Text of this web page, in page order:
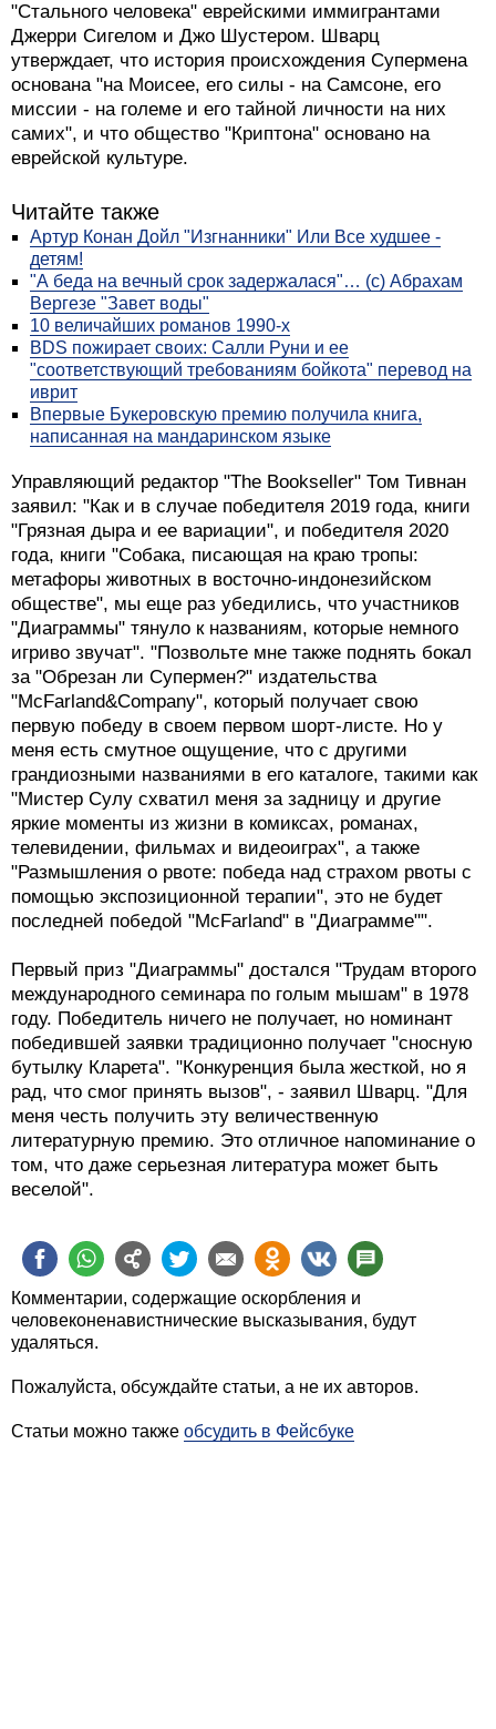
"Стального человека" еврейскими иммигрантами
Джерри Сигелом и Джо Шустером. Шварц
утверждает, что история происхождения Супермена
основана "на Моисее, его силы - на Самсоне, его
миссии - на големе и его тайной личности на них
самих", и что общество "Криптона" основано на
еврейской культуре.
Читайте также
Артур Конан Дойл "Изгнанники" Или Все худшее -
детям!
"А беда на вечный срок задержалася"… (с) Абрахам
Вергезе "Завет воды"
10 величайших романов 1990-х
BDS пожирает своих: Салли Руни и ее
"соответствующий требованиям бойкота" перевод на
иврит
Впервые Букеровскую премию получила книга,
написанная на мандаринском языке
Управляющий редактор "The Bookseller" Том Тивнан
заявил: "Как и в случае победителя 2019 года, книги
"Грязная дыра и ее вариации", и победителя 2020
года, книги "Собака, писающая на краю тропы:
метафоры животных в восточно-индонезийском
обществе", мы еще раз убедились, что участников
"Диаграммы" тянуло к названиям, которые немного
игриво звучат". "Позвольте мне также поднять бокал
за "Обрезан ли Супермен?" издательства
"McFarland&Company", который получает свою
первую победу в своем первом шорт-листе. Но у
меня есть смутное ощущение, что с другими
грандиозными названиями в его каталоге, такими как
"Мистер Сулу схватил меня за задницу и другие
яркие моменты из жизни в комиксах, романах,
телевидении, фильмах и видеоиграх", а также
"Размышления о рвоте: победа над страхом рвоты с
помощью экспозиционной терапии", это не будет
последней победой "McFarland" в "Диаграмме"".
Первый приз "Диаграммы" достался "Трудам второго
международного семинара по голым мышам" в 1978
году. Победитель ничего не получает, но номинант
победившей заявки традиционно получает "сносную
бутылку Кларета". "Конкуренция была жесткой, но я
рад, что смог принять вызов", - заявил Шварц. "Для
меня честь получить эту величественную
литературную премию. Это отличное напоминание о
том, что даже серьезная литература может быть
веселой".
Комментарии, содержащие оскорбления и
человеконенавистнические высказывания, будут
удаляться.
Пожалуйста, обсуждайте статьи, а не их авторов.
Статьи можно также обсудить в Фейсбуке